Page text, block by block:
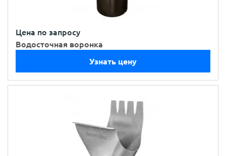
Цена по запросу
Водосточная воронка
Узнать цену